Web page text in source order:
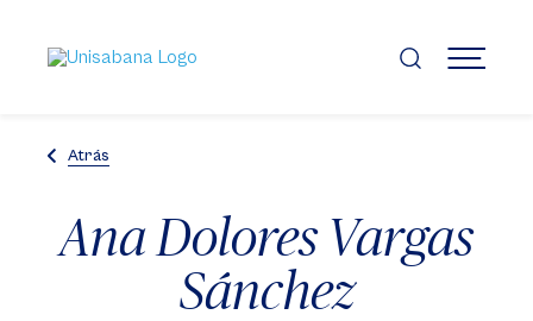
contenido
principal
MENÚ
Atrás
Ana Dolores Vargas
Sánchez